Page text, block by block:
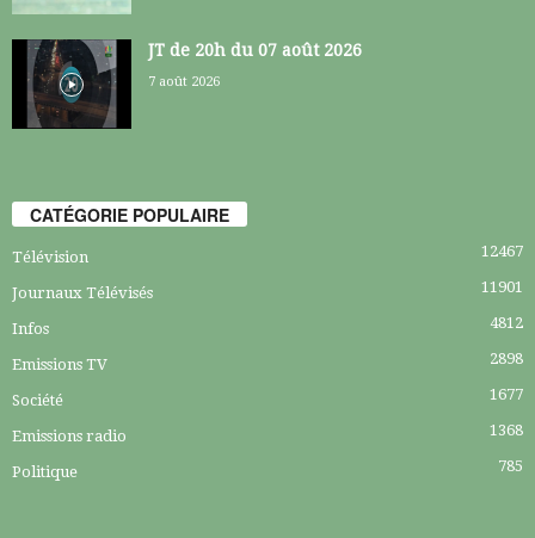
JT de 20h du 07 août 2026
7 août 2026
CATÉGORIE POPULAIRE
Télévision 12467
Journaux Télévisés 11901
Infos 4812
Emissions TV 2898
Société 1677
Emissions radio 1368
Politique 785